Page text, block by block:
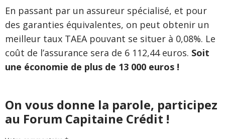
En passant par un assureur spécialisé, et pour
des garanties équivalentes, on peut obtenir un
meilleur taux TAEA pouvant se situer à 0,08%. Le
coût de l’assurance sera de 6 112,44 euros. Soit
une économie de plus de 13 000 euros !
On vous donne la parole, participez
au Forum Capitaine Crédit !